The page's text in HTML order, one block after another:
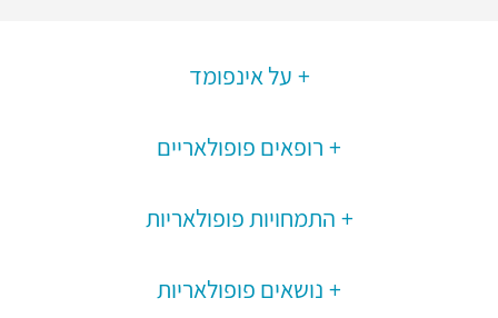
על אינפומד
רופאים פופולאריים
התמחויות פופולאריות
נושאים פופולאריות